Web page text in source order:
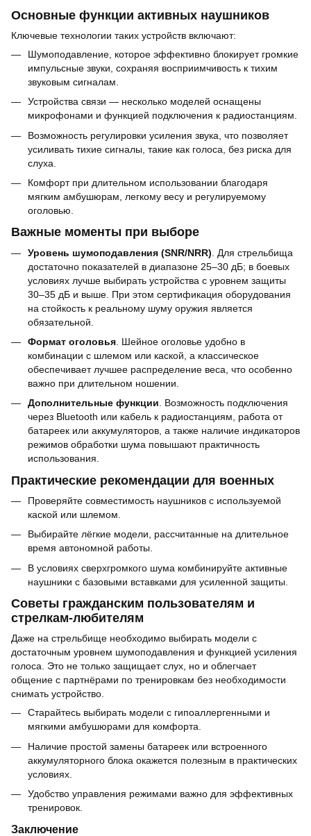
Основные функции активных наушников
Ключевые технологии таких устройств включают:
Шумоподавление, которое эффективно блокирует громкие
импульсные звуки, сохраняя восприимчивость к тихим
звуковым сигналам.
Устройства связи — несколько моделей оснащены
микрофонами и функцией подключения к радиостанциям.
Возможность регулировки усиления звука, что позволяет
усиливать тихие сигналы, такие как голоса, без риска для
слуха.
Комфорт при длительном использовании благодаря
мягким амбушюрам, легкому весу и регулируемому
оголовью.
Важные моменты при выборе
Уровень шумоподавления (SNR/NRR) . Для стрельбища
достаточно показателей в диапазоне 25–30 дБ; в боевых
условиях лучше выбирать устройства с уровнем защиты
30–35 дБ и выше. При этом сертификация оборудования
на стойкость к реальному шуму оружия является
обязательной.
Формат оголовья . Шейное оголовье удобно в
комбинации с шлемом или каской, а классическое
обеспечивает лучшее распределение веса, что особенно
важно при длительном ношении.
Дополнительные функции. Возможность подключения
через Bluetooth или кабель к радиостанциям, работа от
батареек или аккумуляторов, а также наличие индикаторов
режимов обработки шума повышают практичность
использования.
Практические рекомендации для военных
Проверяйте совместимость наушников с используемой
каской или шлемом.
Выбирайте лёгкие модели, рассчитанные на длительное
время автономной работы.
В условиях сверхгромкого шума комбинируйте активные
наушники с базовыми вставками для усиленной защиты.
Советы гражданским пользователям и
стрелкам-любителям
Даже на стрельбище необходимо выбирать модели с
достаточным уровнем шумоподавления и функцией усиления
голоса. Это не только защищает слух, но и облегчает
общение с партнёрами по тренировкам без необходимости
снимать устройство.
Старайтесь выбирать модели с гипоаллергенными и
мягкими амбушюрами для комфорта.
Наличие простой замены батареек или встроенного
аккумуляторного блока окажется полезным в практических
условиях.
Удобство управления режимами важно для эффективных
тренировок.
Заключение